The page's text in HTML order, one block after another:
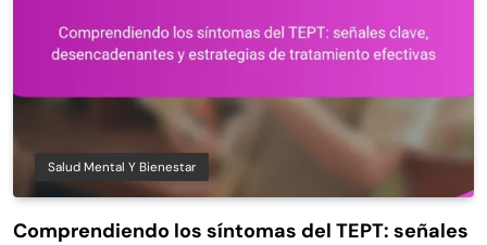
Salud Mental Y Bienestar
Comprendiendo los síntomas del TEPT: señales